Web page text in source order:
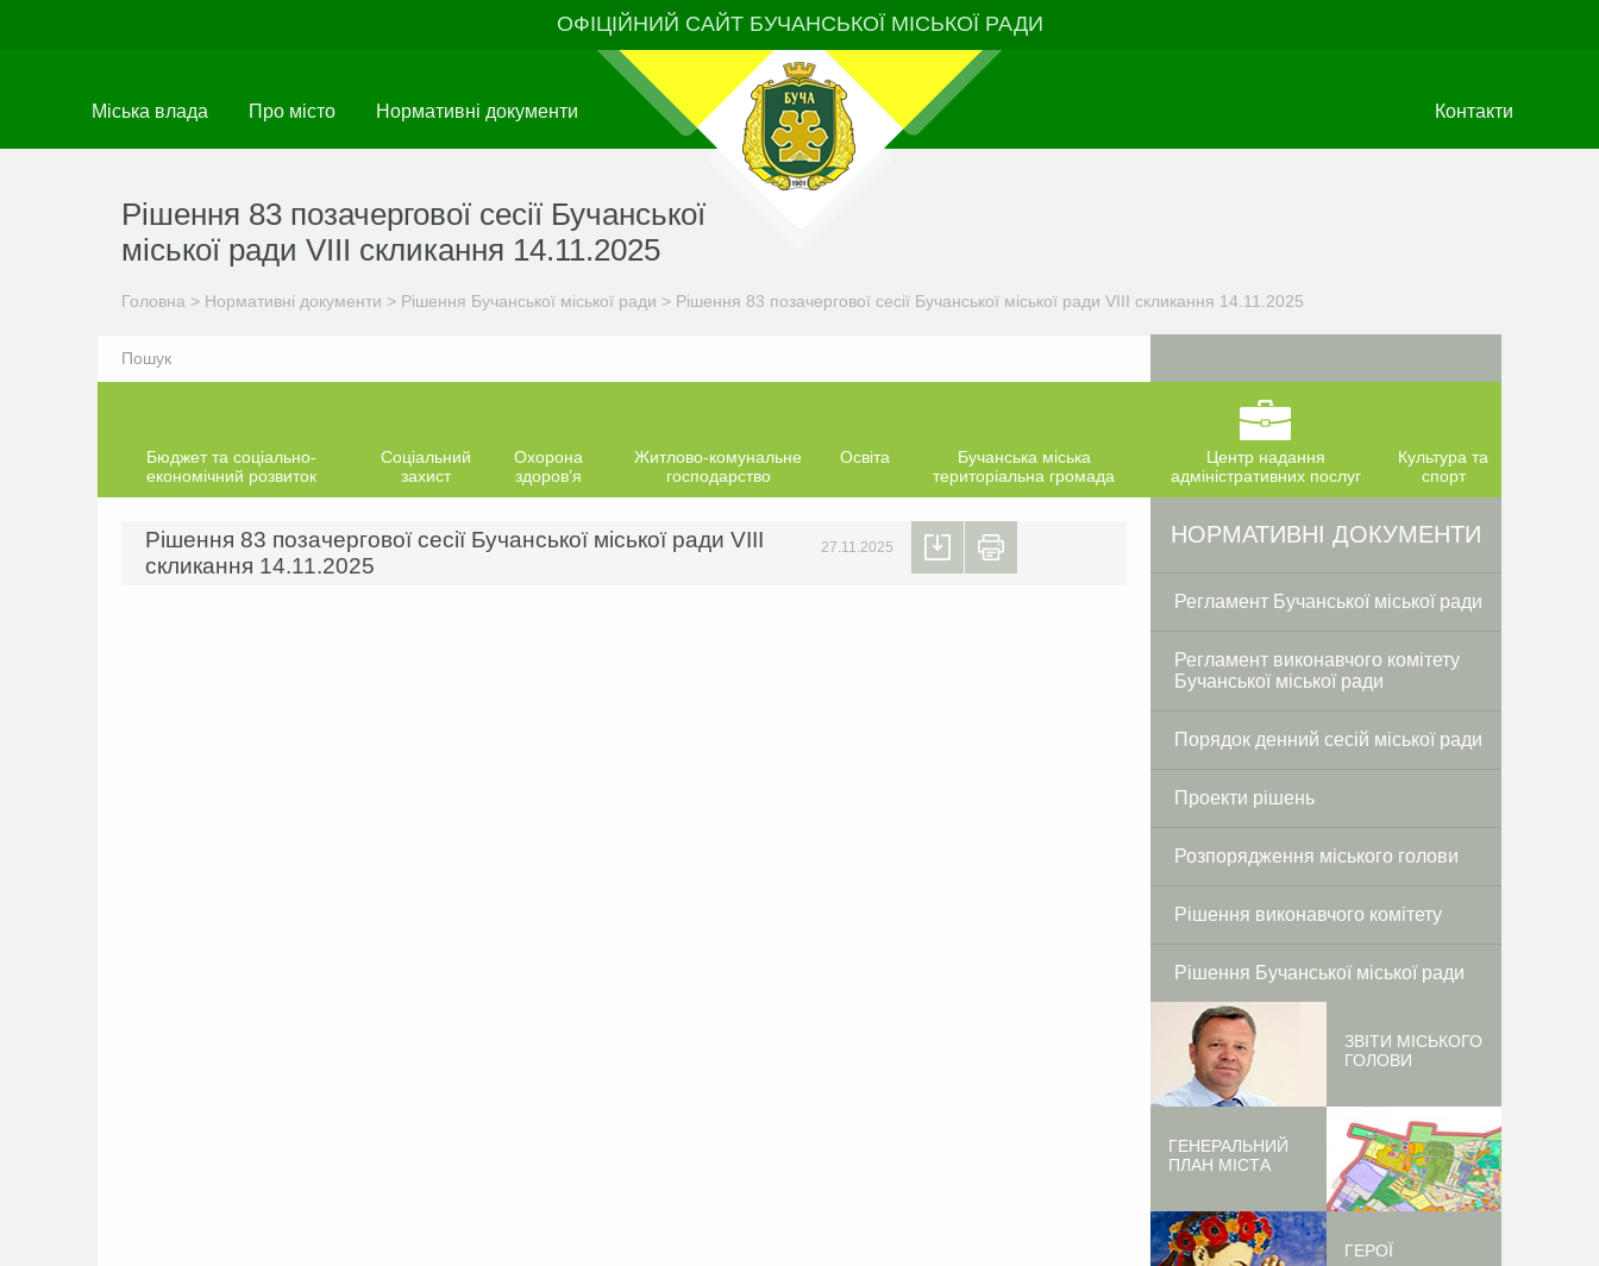
ОФІЦІЙНИЙ САЙТ БУЧАНСЬКОЇ МІСЬКОЇ РАДИ
Міська влада Про місто Нормативні документи Контакти
Рішення 83 позачергової сесії Бучанської
міської ради VIIІ скликання 14.11.2025
Головна > Нормативні документи > Рішення Бучанської міської ради > Рішення 83 позачергової сесії Бучанської міської ради VIIІ скликання 14.11.2025
Бюджет та соціально-
економічний розвиток
Соціальний
захист
Охорона
здоров’я
Житлово-комунальне
господарство
Освіта
Бучанська міська
територіальна громада
Центр надання
адміністративних послуг
Культура та
спорт
Рішення 83 позачергової сесії Бучанської міської ради VIIІ
скликання 14.11.2025
27.11.2025 Facebook
Twitter
НОРМАТИВНІ ДОКУМЕНТИ
Регламент Бучанської міської ради
Регламент виконавчого комітету
Бучанської міської ради
Порядок денний сесій міської ради
Проекти рішень
Розпорядження міського голови
Рішення виконавчого комітету
Рішення Бучанської міської ради
ЗВІТИ МІСЬКОГО
ГОЛОВИ
ГЕНЕРАЛЬНИЙ
ПЛАН МІСТА
ГЕРОЇ